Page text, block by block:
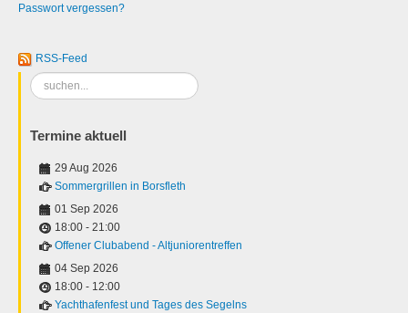
Passwort vergessen?
RSS-Feed
Suchen
...
Termine aktuell
29 Aug 2026
Sommergrillen in Borsfleth
01 Sep 2026
18:00 - 21:00
Offener Clubabend - Altjuniorentreffen
04 Sep 2026
18:00 - 12:00
Yachthafenfest und Tages des Segelns